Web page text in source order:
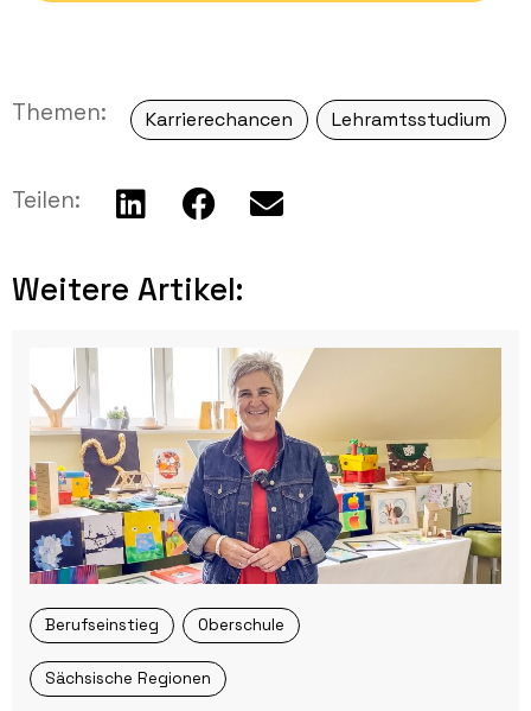
Themen: Karrierechancen Lehramtsstudium
Teilen:
Weitere Artikel:​
Berufseinstieg Oberschule
Sächsische Regionen